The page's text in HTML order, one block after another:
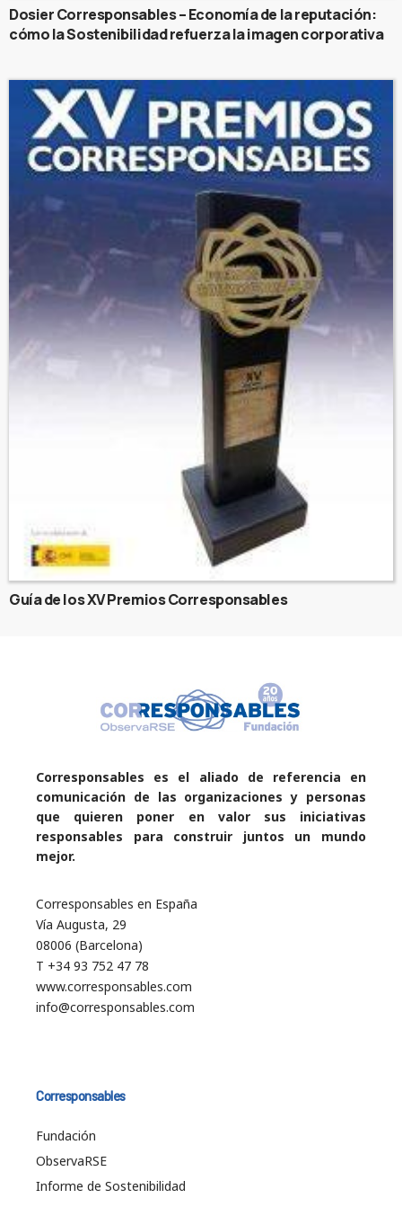
Dosier Corresponsables – Economía de la reputación:
cómo la Sostenibilidad refuerza la imagen corporativa
Guía de los XV Premios Corresponsables
Corresponsables es el aliado de referencia en
comunicación de las organizaciones y personas
que quieren poner en valor sus iniciativas
responsables para construir juntos un mundo
mejor.
Corresponsables en España
Vía Augusta, 29
08006 (Barcelona)
T +34 93 752 47 78
www.corresponsables.com
info@corresponsables.com
Corresponsables
Fundación
ObservaRSE
Informe de Sostenibilidad